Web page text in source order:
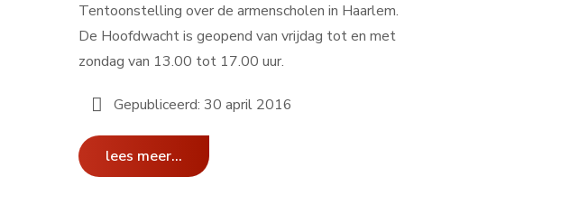
Tentoonstelling over de armenscholen in Haarlem.
De Hoofdwacht is geopend van vrijdag tot en met
zondag van 13.00 tot 17.00 uur.
Gepubliceerd: 30 april 2016
lees meer...